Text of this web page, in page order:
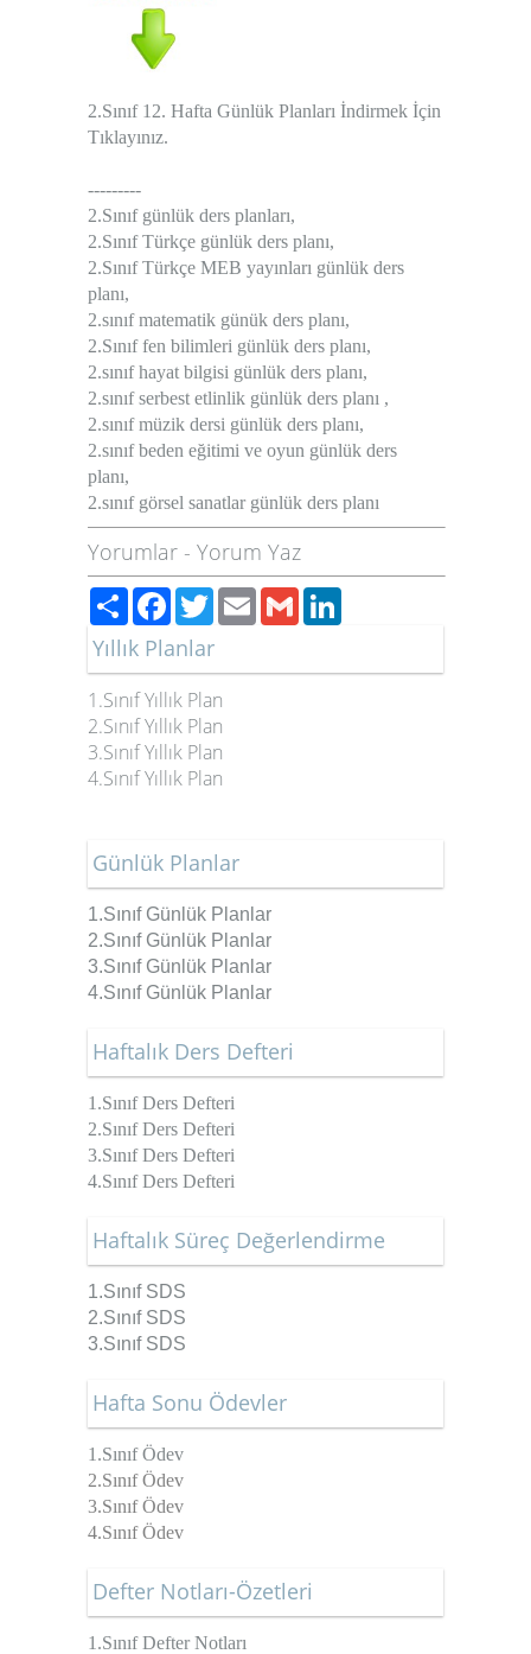
2.Sınıf 12. Hafta Günlük Planları İndirmek İçin
Tıklayınız.
---------
2.Sınıf günlük ders planları,
2.Sınıf Türkçe günlük ders planı,
2.Sınıf Türkçe MEB yayınları günlük ders
planı,
2.sınıf matematik günük ders planı,
2.Sınıf fen bilimleri günlük ders planı,
2.sınıf hayat bilgisi günlük ders planı,
2.sınıf serbest etlinlik günlük ders planı ,
2.sınıf müzik dersi günlük ders planı,
2.sınıf beden eğitimi ve oyun günlük ders
planı,
2.sınıf görsel sanatlar günlük ders planı
Yorumlar - Yorum Yaz
PaylaşFacebook
TwitterEmailGmail
Yıllık Planlar
1.Sınıf Yıllık Plan
2.Sınıf Yıllık Plan
3.Sınıf Yıllık Plan
4.Sınıf Yıllık Plan
Günlük Planlar
1.Sınıf Günlük Planlar
2.Sınıf Günlük Planlar
3.Sınıf Günlük Planlar
4.Sınıf Günlük Planlar
Haftalık Ders Defteri
1.Sınıf Ders Defteri
2.Sınıf Ders Defteri
3.Sınıf Ders Defteri
4.Sınıf Ders Defteri
Haftalık Süreç Değerlendirme
1.Sınıf SDS
2.Sınıf SDS
3.Sınıf SDS
Hafta Sonu Ödevler
1.Sınıf Ödev
2.Sınıf Ödev
3.Sınıf Ödev
4.Sınıf Ödev
Defter Notları-Özetleri
1.Sınıf Defter Notları